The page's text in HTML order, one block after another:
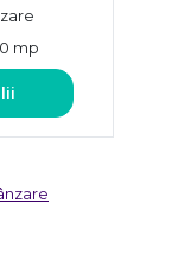
mp